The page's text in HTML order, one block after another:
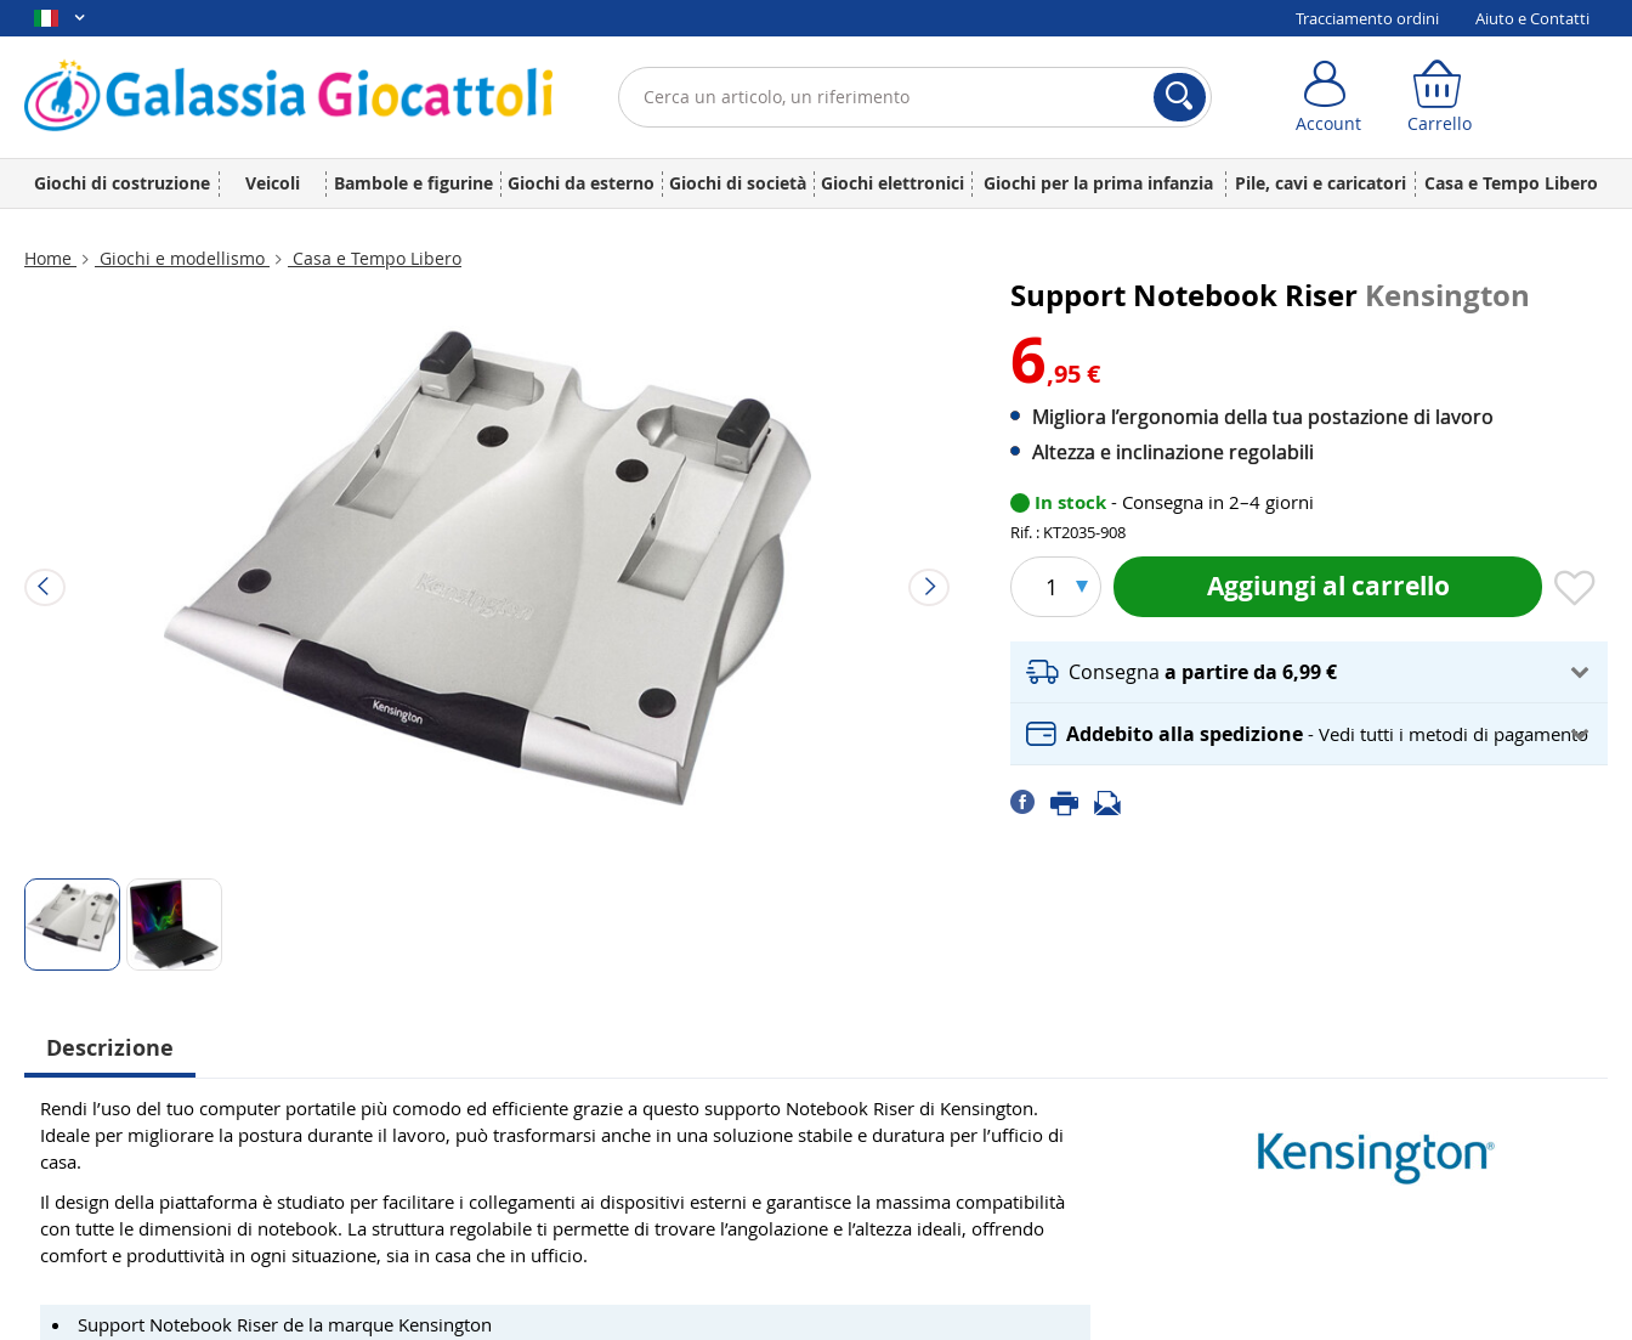
Tracciamento ordini Aiuto e Contatti
Account Carrello
Giochi di costruzione Veicoli Bambole e figurine Giochi da esterno Giochi di società Giochi elettronici Giochi per la prima infanzia Pile, cavi e caricatori Casa e Tempo Libero
Home Giochi e modellismo Casa e Tempo Libero
Support Notebook Riser Kensington
6,95 €
Migliora l’ergonomia della tua postazione di lavoro
Altezza e inclinazione regolabili
In stock - Consegna in 2–4 giorni
Rif. : KT2035-908
1 Aggiungi al carrello
Consegnaa partire da 6,99 €
Addebito alla spedizione- Vedi tutti i metodi di pagamento
Descrizione
Rendi l’uso del tuo computer portatile più comodo ed efficiente grazie a questo supporto Notebook Riser di Kensington.
Ideale per migliorare la postura durante il lavoro, può trasformarsi anche in una soluzione stabile e duratura per l’ufficio di
casa.
Il design della piattaforma è studiato per facilitare i collegamenti ai dispositivi esterni e garantisce la massima compatibilità
con tutte le dimensioni di notebook. La struttura regolabile ti permette di trovare l’angolazione e l’altezza ideali, offrendo
comfort e produttività in ogni situazione, sia in casa che in ufficio.
Support Notebook Riser de la marque Kensington
Account Carrello